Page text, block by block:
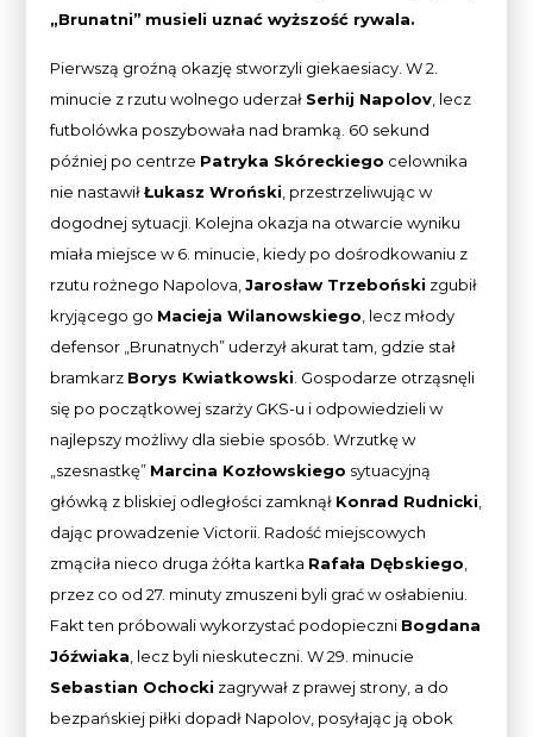
„Brunatni” musieli uznać wyższość rywala.
Pierwszą groźną okazję stworzyli giekaesiacy. W 2.
minucie z rzutu wolnego uderzał Serhij Napolov , lecz
futbolówka poszybowała nad bramką. 60 sekund
później po centrze Patryka Skóreckiego celownika
nie nastawiłŁukasz Wroński , przestrzeliwując w
dogodnej sytuacji. Kolejna okazja na otwarcie wyniku
miała miejsce w 6. minucie, kiedy po dośrodkowaniu z
rzutu rożnego Napolova,Jarosław Trzeboński zgubił
kryjącego go Macieja Wilanowskiego , lecz młody
defensor „Brunatnych” uderzył akurat tam, gdzie stał
bramkarz Borys Kwiatkowski . Gospodarze otrząsnęli
się po początkowej szarży GKS-u i odpowiedzieli w
najlepszy możliwy dla siebie sposób. Wrzutkę w
„szesnastkę” Marcina Kozłowskiego sytuacyjną
główką z bliskiej odległości zamknął Konrad Rudnicki
dając prowadzenie Victorii. Radość miejscowych
zmąciła nieco druga żółta kartka Rafała Dębskiego
przez co od 27. minuty zmuszeni byli grać w osłabieniu.
Fakt ten próbowali wykorzystać podopieczni Bogdana
Jóźwiaka , lecz byli nieskuteczni. W 29. minucie
Sebastian Ochocki zagrywał z prawej strony, a do
bezpańskiej piłki dopadł Napolov, posyłając ją obok